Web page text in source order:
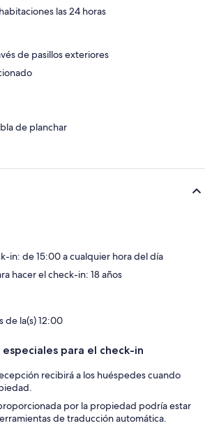
las 24 horas
de pasillos exteriores
de planchar
in: de 15:00 a cualquier hora del día
hacer el check-in: 18 años
de la(s) 12:00
para el check-in
recibirá a los huéspedes cuando
por la propiedad podría estar
de traducción automática.